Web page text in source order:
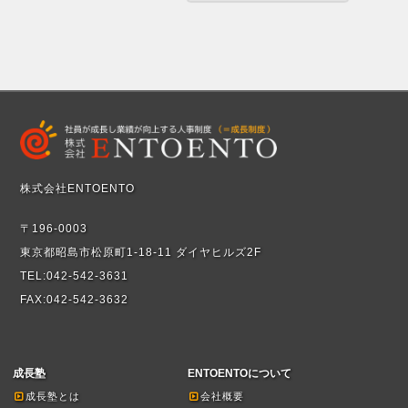
株式会社ENTOENTO
〒196-0003
東京都昭島市松原町1-18-11 ダイヤヒルズ2F
TEL:042-542-3631
FAX:042-542-3632
成長塾
成長塾とは
ENTOENTOについて
会社概要